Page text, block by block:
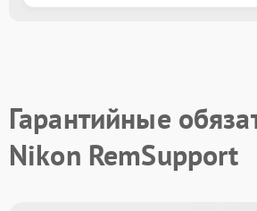
Гарантийные
Nikon RemSupport